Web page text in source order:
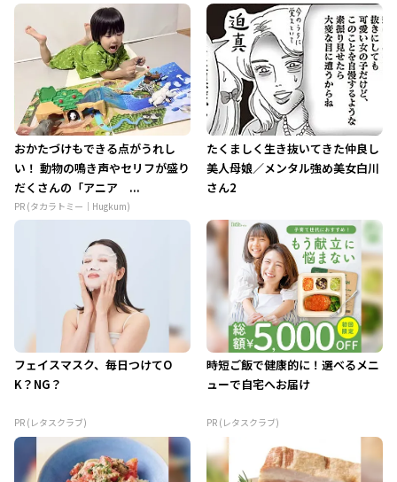
おかたづけもできる点がうれし
い！ 動物の鳴き声やセリフが盛り
だくさんの「アニア ...
PR (タカラトミー｜Hugkum)
たくましく生き抜いてきた仲良し
美人母娘／メンタル強め美女白川
さん2
フェイスマスク、毎日つけてO
K？NG？
PR (レタスクラブ)
時短ご飯で健康的に！選べるメニ
ューで自宅へお届け
PR (レタスクラブ)